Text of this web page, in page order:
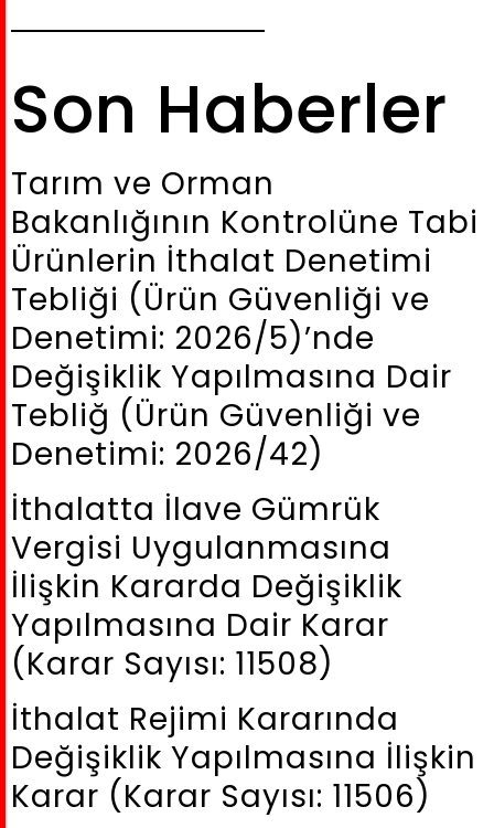
Son Haberler
Tarım ve Orman
Bakanlığının Kontrolüne Tabi
Ürünlerin İthalat Denetimi
Tebliği (Ürün Güvenliği ve
Denetimi: 2026/5)’nde
Değişiklik Yapılmasına Dair
Tebliğ (Ürün Güvenliği ve
Denetimi: 2026/42)
İthalatta İlave Gümrük
Vergisi Uygulanmasına
İlişkin Kararda Değişiklik
Yapılmasına Dair Karar
(Karar Sayısı: 11508)
İthalat Rejimi Kararında
Değişiklik Yapılmasına İlişkin
Karar (Karar Sayısı: 11506)